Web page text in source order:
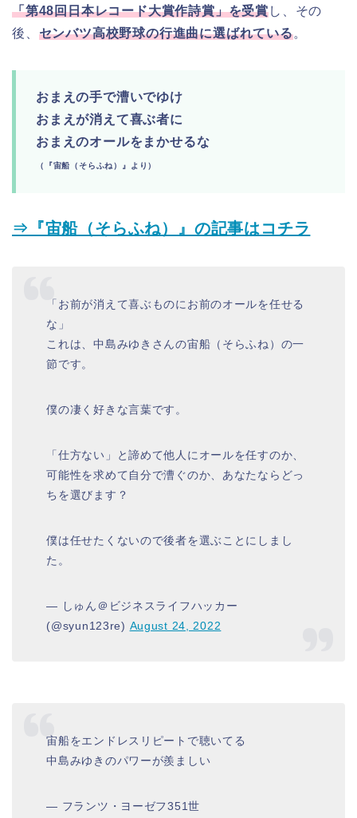
「第48回日本レコード大賞作詩賞」を受賞し、その
後、 センバツ高校野球の行進曲に選ばれている。
おまえの手で漕いでゆけ
おまえが消えて喜ぶ者に
おまえのオールをまかせるな
（『宙船（そらふね）』より）
⇒『宙船（そらふね）』の記事はコチラ
「お前が消えて喜ぶものにお前のオールを任せる
な」
これは、中島みゆきさんの宙船（そらふね）の一
節です。
僕の凄く好きな言葉です。
「仕方ない」と諦めて他人にオールを任すのか、
可能性を求めて自分で漕ぐのか、あなたならどっ
ちを選びます？
僕は任せたくないので後者を選ぶことにしまし
た。
— しゅん＠ビジネスライフハッカー
(@syun123re) August 24, 2022
宙船をエンドレスリピートで聴いてる
中島みゆきのパワーが羨ましい
— フランツ・ヨーゼフ351世